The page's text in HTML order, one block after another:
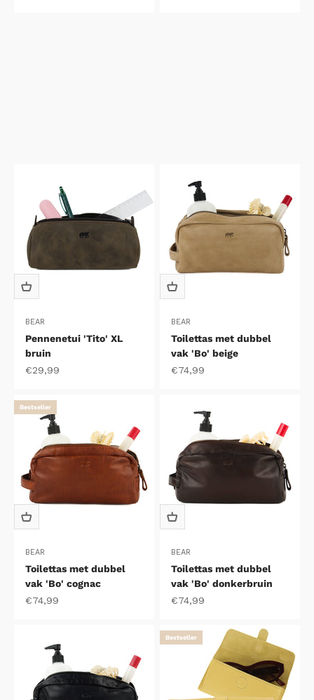
BEAR
Pennenetui 'Tito' XL
bruin
Aanbiedingsprijs
€29,99
BEAR
Toilettas met dubbel
vak 'Bo' beige
Aanbiedingsprijs
€74,99
Bestseller
BEAR
Toilettas met dubbel
vak 'Bo' cognac
Aanbiedingsprijs
€74,99
BEAR
Toilettas met dubbel
vak 'Bo' donkerbruin
Aanbiedingsprijs
€74,99
Bestseller